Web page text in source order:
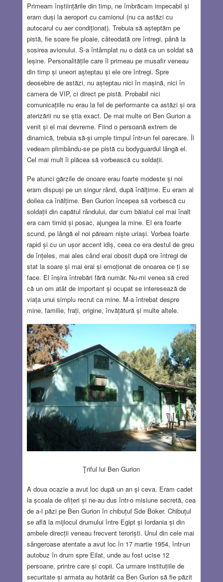
Primeam înștiințările din timp, ne îmbrăcam impecabil și
eram duși la aeroport cu camionul (nu ca astăzi cu
autocarul cu aer condiționat). Trebuia să așteptăm pe
pistă, fie soare fie ploaie, câteodată ore întregi, până la
sosirea avionului. S-a întâmplat nu o dată ca un soldat să
leșine. Personalitățile care îl primeau pe musafir veneau
din timp și uneori așteptau și ele ore întregi. Spre
deosebire de astăzi, nu așteptau nici în mașină, nici în
camera de VIP, ci direct pe pistă. Probabil nici
comunicațiile nu erau la fel de performante ca astăzi și ora
aterizării nu se știa exact. De mai multe ori Ben Gurion a
venit și el mai devreme. Fiind o persoană extrem de
dinamică, trebuia să-și umple timpul într-un fel oarecare. Îl
vedeam plimbându-se pe pistă cu bodyguardul lângă el.
Cel mai mult îi plăcea să vorbească cu soldații.
Pe atunci gărzile de onoare erau foarte modeste și noi
eram dispuși pe un singur rând, după înălțime. Eu eram al
doilea ca înălțime. Ben Gurion începea să vorbescă cu
soldații din capătul rândului, dar cum băiatul cel mai înalt
era cam timid și posac, ajungea la mine. El era foarte
scund, pe lângă el noi păream niște uriași. Vorbea foarte
rapid și cu un ușor accent idiș, ceea ce era destul de greu
de înțeles, mai ales când erai obosit după ore întregi de
stat la soare și mai erai și emoționat de onoarea ce ți se
face. El înșira întrebări fără număr. Nu-mi venea să cred
că un om atât de important și ocupat se interesează de
viața unui simplu recrut ca mine. M-a întrebat despre
mine, familie, frați, origine, învățătură și multe altele.
Ţriful lui Ben Gurion
A doua ocazie a avut loc după un an și ceva. Eram cadet
la școala de ofițeri și ne-au dus într-o misiune secretă, cea
de a-l păzi pe Ben Gurion în chibuțul Sde Boker. Chibuțul
se află la mijlocul drumului între Egipt și Iordania și din
ambele direcții veneau frecvent teroriști. Unul din cele mai
sângeroase atentate a avut loc în 17 martie 1954, într-un
autobuz în drum spre Eilat, unde au fost ucise 12
persoane, printre care și copii. Ca urmare instituțiile de
securitate și armata au hotărât ca Ben Gurion să fie păzit